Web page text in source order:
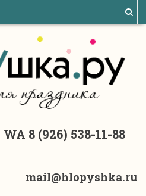
WA 8 (926) 538-11-88
mail@hlopyshka.ru